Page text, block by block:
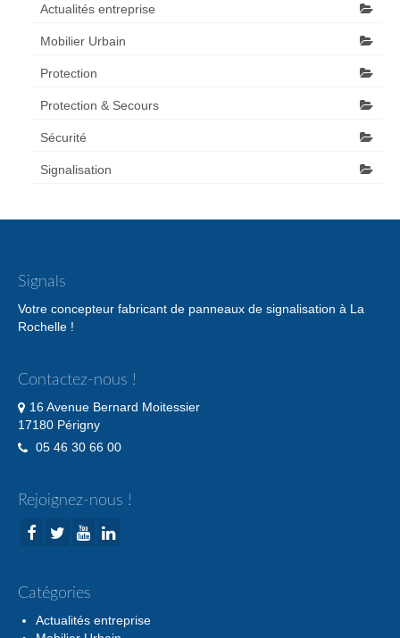
Actualités entreprise
Mobilier Urbain
Protection
Protection & Secours
Sécurité
Signalisation
Signals
Votre concepteur fabricant de panneaux de signalisation à La
Rochelle !
Contactez-nous !
16 Avenue Bernard Moitessier
17180 Périgny
05 46 30 66 00
Rejoignez-nous !
Catégories
Actualités entreprise